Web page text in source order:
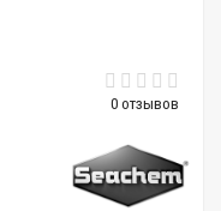
0 отзывов